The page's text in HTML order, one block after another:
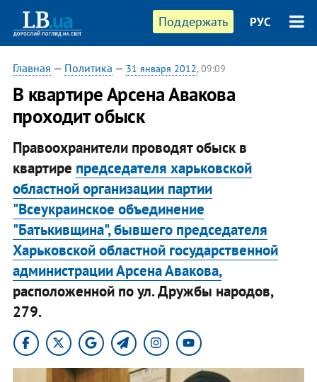
Поддержать РУС
Главная — Политика — 31 января 2012, 09:09
​В квартире Арсена Авакова
проходит обыск
Правоохранители проводят обыск в
квартире председателя харьковской
областной организации партии
"Всеукраинское объединение
"Батькивщина", бывшего председателя
Харьковской областной государственной
администрации Арсена Авакова,
расположенной по ул. Дружбы народов,
279.